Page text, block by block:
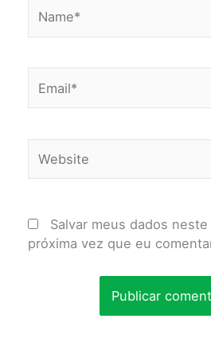
Salvar meus dados
próxima vez que eu